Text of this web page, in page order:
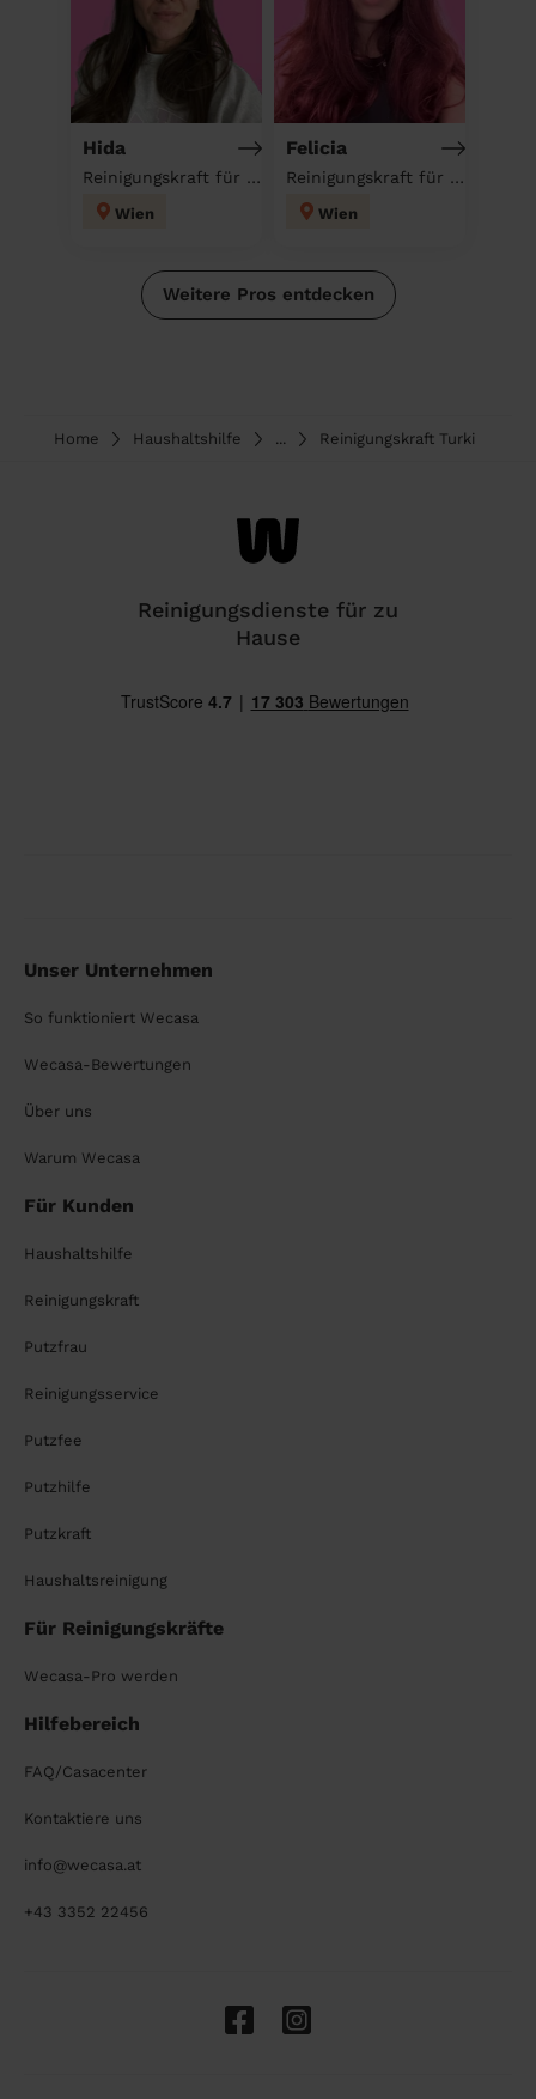
Hida
Reinigungskraft für deinen Haushalt
Wien
Felicia
Reinigungskraft für deinen Haushalt
Wien
Weitere Pros entdecken
Home Haushaltshilfe ... Reinigungskraft Turki
Reinigungsdienste für zu
Hause
Unser Unternehmen
So funktioniert Wecasa
Wecasa-Bewertungen
Über uns
Warum Wecasa
Für Kunden
Haushaltshilfe
Reinigungskraft
Putzfrau
Reinigungsservice
Putzfee
Putzhilfe
Putzkraft
Haushaltsreinigung
Für Reinigungskräfte
Wecasa-Pro werden
Hilfebereich
FAQ/Casacenter
Kontaktiere uns
info@wecasa.at
+43 3352 22456